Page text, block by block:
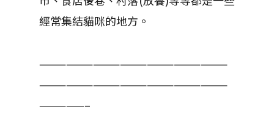
經常集結貓咪的地方。
—————————————————————
—————————————————————
—————–